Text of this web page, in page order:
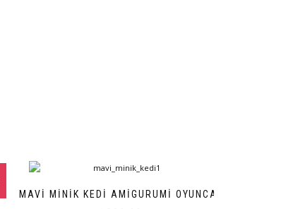
MAVI MINIK KEDI AMIGURUMI OYUNCAK